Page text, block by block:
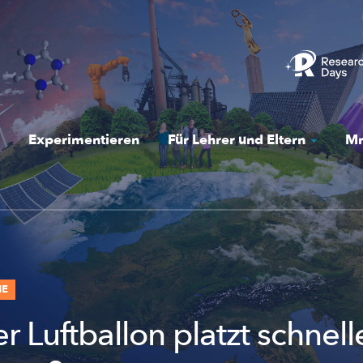
Experimentieren Für Lehrer und Eltern
Luftballon platzt